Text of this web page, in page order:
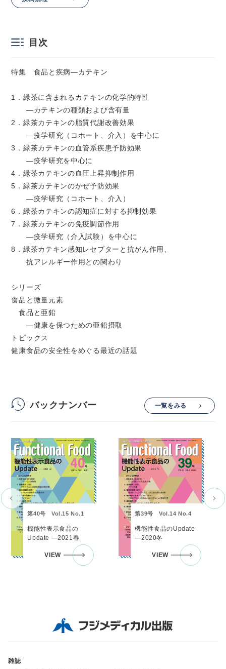
目次
特集 食品と疾病―カテキン
1．緑茶に含まれるカテキンの化学的特性
―カテキンの種類および含有量
2．緑茶カテキンの脂質代謝改善効果
―疫学研究（コホート、介入）を中心に
3．緑茶カテキンの血管系疾患予防効果
―疫学研究を中心に
4．緑茶カテキンの血圧上昇抑制作用
5．緑茶カテキンのかぜ予防効果
―疫学研究（コホート、介入）
6．緑茶カテキンの認知症に対する抑制効果
7．緑茶カテキンの免疫調節作用
―疫学研究（介入試験）を中心に
8．緑茶カテキン感知レセプターと抗がん作用、
抗アレルギー作用との関わり
シリーズ
食品と微量元素
食品と亜鉛
―健康を保つための亜鉛摂取
トピックス
健康食品の安全性をめぐる最近の話題
バックナンバー 一覧をみる
第40号 Vol.15 No.1
機能性表示食品の
Update ―2021春
VIEW
第39号 Vol.14 No.4
機能性食品のUpdate
―2020冬
VIEW
雑誌